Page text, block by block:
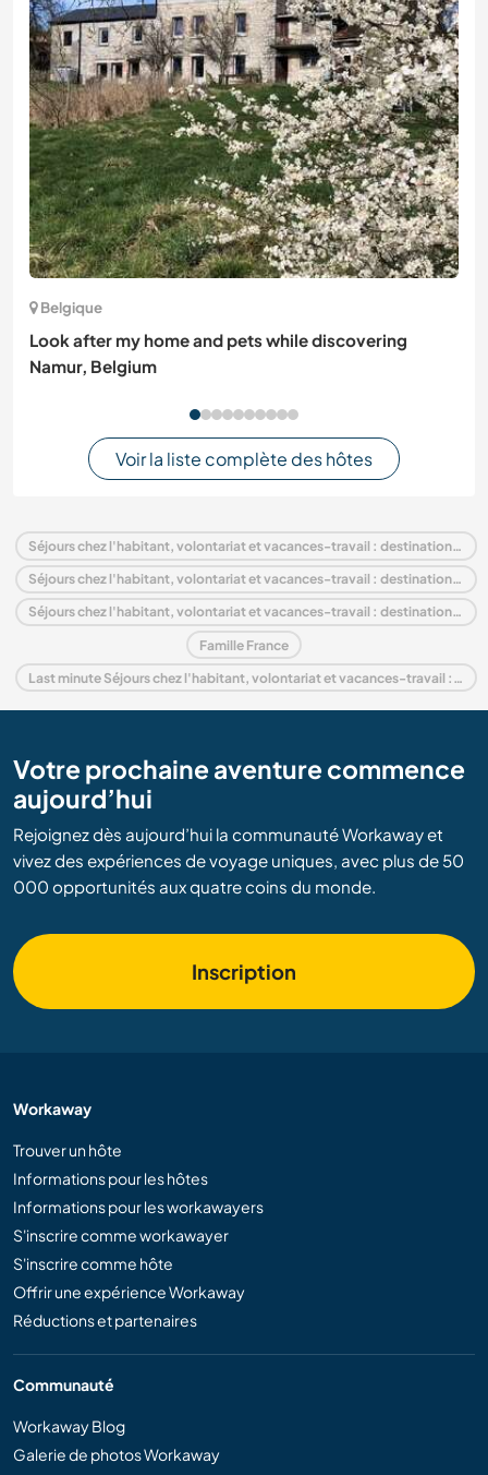
Belgique
Look after my home and pets while discovering
Namur, Belgium
Voir la liste complète des hôtes
Séjours chez l'habitant, volontariat et vacances-travail : destination France
Séjours chez l'habitant, volontariat et vacances-travail : destination Europe
Séjours chez l'habitant, volontariat et vacances-travail : destination Bretagne
Famille France
Last minute Séjours chez l'habitant, volontariat et vacances-travail : destination France
Votre prochaine aventure commence
aujourd’hui
Rejoignez dès aujourd’hui la communauté Workaway et
vivez des expériences de voyage uniques, avec plus de 50
000 opportunités aux quatre coins du monde.
Inscription
Workaway
Trouver un hôte
Informations pour les hôtes
Informations pour les workawayers
S'inscrire comme workawayer
S'inscrire comme hôte
Offrir une expérience Workaway
Réductions et partenaires
Communauté
Workaway Blog
Galerie de photos Workaway